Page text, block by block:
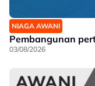
NIAGA AWANI
Pembangunan
03/08/2026